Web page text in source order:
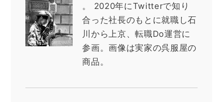
。 2020年にTwitterで知り
合った社長のもとに就職し石
川から上京、転職Do運営に
参画。画像は実家の呉服屋の
商品。